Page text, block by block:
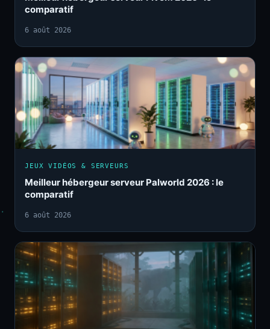
comparatif
6 août 2026
JEUX VIDÉOS & SERVEURS
Meilleur hébergeur serveur Palworld 2026 : le
comparatif
6 août 2026